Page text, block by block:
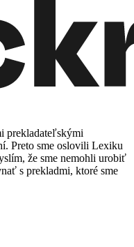
prekladateľskými
Preto sme oslovili Lexiku
že sme nemohli urobiť
s prekladmi, ktoré sme